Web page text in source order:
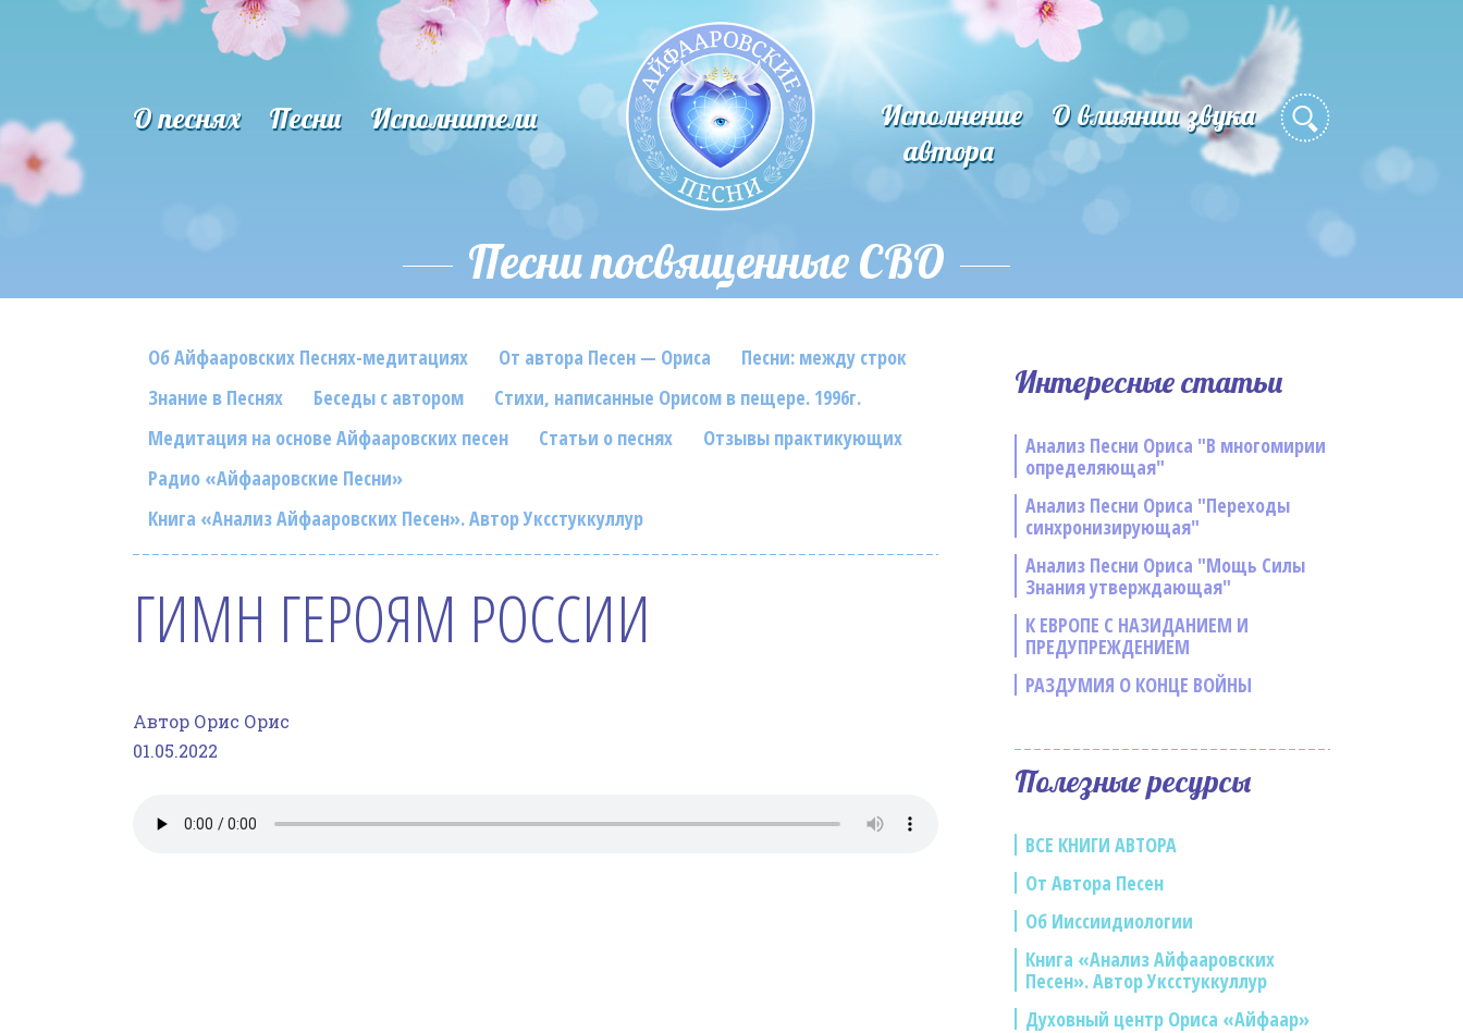
О песнях Песни Исполнители
Исполнение
автора
О влиянии звука
Песни посвященные СВО
Об Айфааровских Песнях-медитациях От автора Песен — Ориса
Песни: между строк
Знание в Песнях
Беседы с автором
Стихи, написанные Орисом в пещере. 1996г.
Медитация на основе Айфааровских песен
Статьи о песнях
Отзывы практикующих
Радио «Айфааровские Песни»
Книга «Анализ Айфааровских Песен». Автор Уксстуккуллур
ГИМН ГЕРОЯМ РОССИИ
Автор Орис Орис
01.05.2022
Интересные статьи
Анализ Песни Ориса "В многомирии
определяющая"
Анализ Песни Ориса "Переходы
синхронизирующая"
Анализ Песни Ориса "Мощь Силы
Знания утверждающая"
К ЕВРОПЕ С НАЗИДАНИЕМ И
ПРЕДУПРЕЖДЕНИЕМ
РАЗДУМИЯ О КОНЦЕ ВОЙНЫ
Полезные ресурсы
ВСЕ КНИГИ АВТОРА
От Автора Песен
Об Ииссиидиологии
Книга «Анализ Айфааровских
Песен». Автор Уксстуккуллур
Духовный центр Ориса «Айфаар»